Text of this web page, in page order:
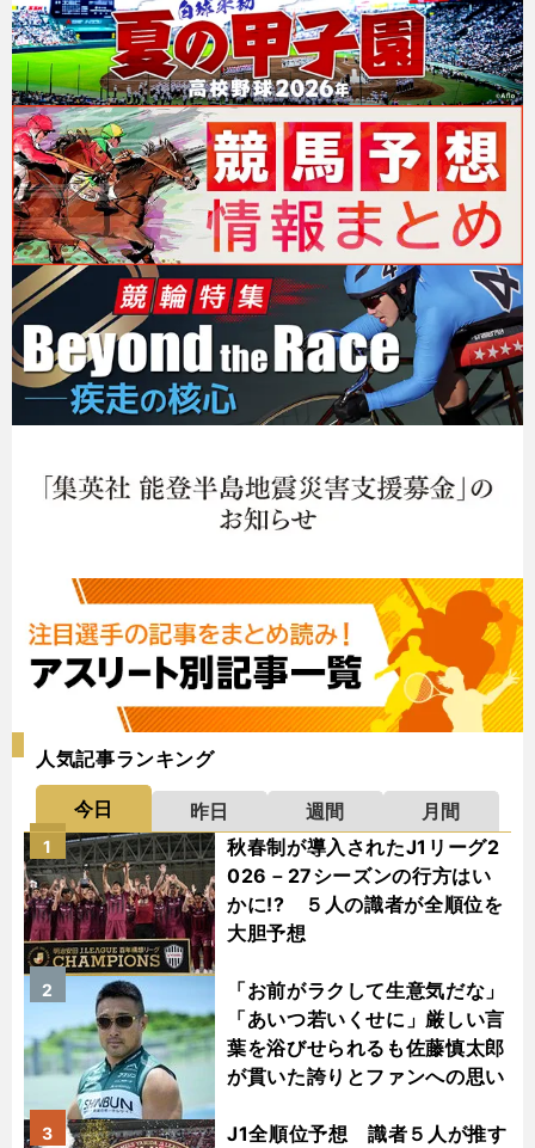
人気記事ランキング
今日 昨日 週間
月間
秋春制が導入されたJ1リーグ2
026－27シーズンの行方はい
かに!? ５人の識者が全順位を
大胆予想
1
「お前がラクして生意気だな」
「あいつ若いくせに」厳しい言
葉を浴びせられるも佐藤慎太郎
が貫いた誇りとファンへの思い
2
J1全順位予想 識者５人が推す
3